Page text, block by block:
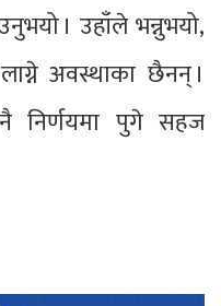
। उहाँले भन्नुभयो,
अवस्थाका छैनन् ।
निर्णयमा पुगे सहज